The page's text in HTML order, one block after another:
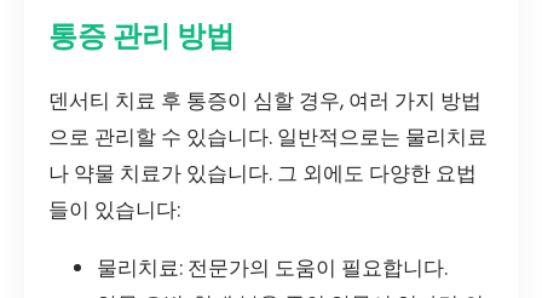
통증 관리 방법
덴서티 치료 후 통증이 심할 경우, 여러 가지 방법
으로 관리할 수 있습니다. 일반적으로는 물리치료
나 약물 치료가 있습니다. 그 외에도 다양한 요법
들이 있습니다:
물리치료: 전문가의 도움이 필요합니다.